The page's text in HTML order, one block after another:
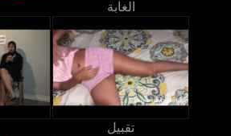
الغابة
تقبيل